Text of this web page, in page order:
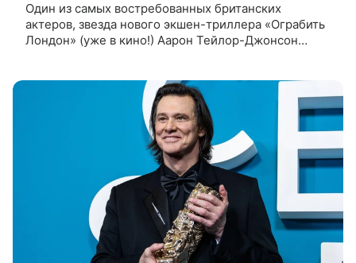
Один из самых востребованных британских
актеров, звезда нового экшен-триллера «Ограбить
Лондон» (уже в кино!) Аарон Тейлор-Джонсон